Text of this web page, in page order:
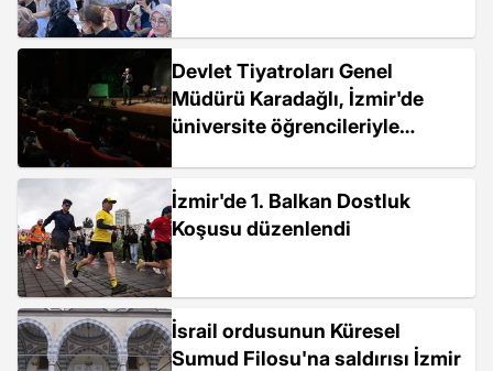
Devlet Tiyatroları Genel
Müdürü Karadağlı, İzmir'de
üniversite öğrencileriyle
İzmir'de 1. Balkan Dostluk
Koşusu düzenlendi
İsrail ordusunun Küresel
Sumud Filosu'na saldırısı İzmir